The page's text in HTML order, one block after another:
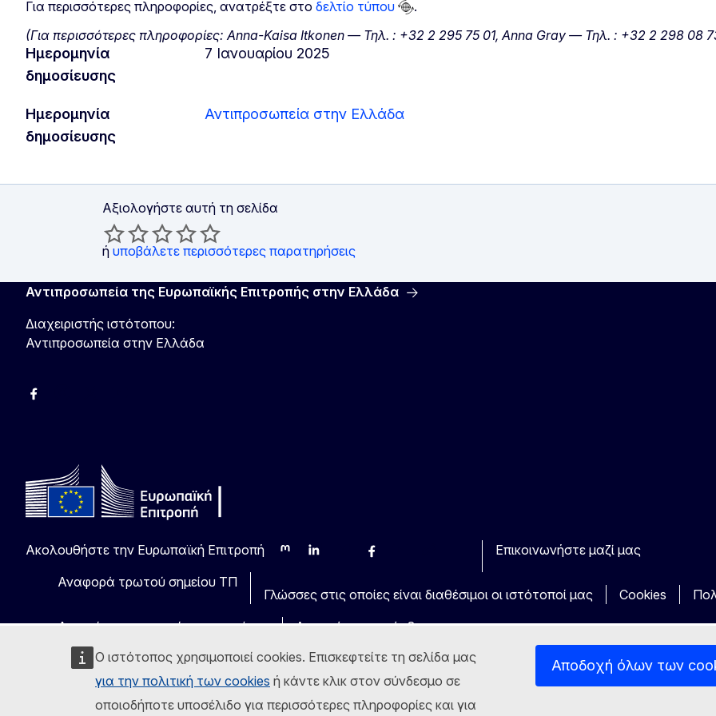
Ο ιστότοπος χρησιμοποιεί cookies. Επισκεφτείτε τη σελίδα μας
για την πολιτική των cookies ή κάντε κλικ στον σύνδεσμο σε
οποιοδήποτε υποσέλιδο για περισσότερες πληροφορίες και για
Αποδοχή όλων των
Για περισσότερες πληροφορίες, ανατρέξτε στο δελτίο τύπου
.
(Για περισσότερες πληροφορίες: Anna-Kaisa Itkonen — Τηλ. : +32 2 295 75 01, Anna Gray — Τηλ. : +32 2 298 08
Ημερομηνία
δημοσίευσης
7 Ιανουαρίου 2025
Ημερομηνία
δημοσίευσης
Αντιπροσωπεία στην Ελλάδα
Αξιολογήστε αυτή τη σελίδα
ή υποβάλετε περισσότερες παρατηρήσεις
Αντιπροσωπεία της Ευρωπαϊκής Επιτροπής στην Ελλάδα
Διαχειριστής ιστότοπου:
Αντιπροσωπεία στην Ελλάδα
Facebook
Ακολουθήστε την Ευρωπαϊκή Επιτροπή
MastodonLinkedInBlueskyFacebook
Επικοινωνήστε μαζί μας
Αναφορά τρωτού σημείου ΤΠ
Γλώσσες στις οποίες είναι διαθέσιμοι οι ιστότοποί μας
Cookies
Ανακοίνωση νομικού περιεχομένου
Δυνατότητα πρόσβασης